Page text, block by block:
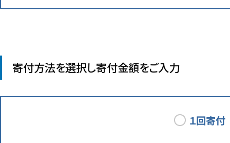
寄付方法を選択し寄付金額をご入力
１回寄付